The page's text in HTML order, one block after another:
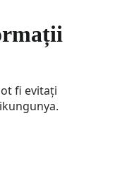
fi evitați